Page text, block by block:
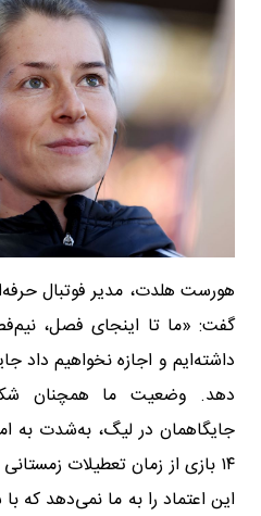
هورست هلدت، مدیر فوتبال
گفت: «ما تا اینجای فصل،
داشته‌ایم و اجازه نخواهیم داد
دهد. وضعیت ما همچنان
جایگاهمان در لیگ، به‌شدت به
۱۴ بازی از زمان تعطیلات
این اعتماد را به ما نمی‌دهد که